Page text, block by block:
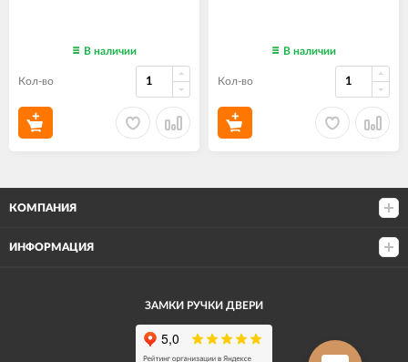
В наличии
Кол-во
В наличии
Кол-во
КОМПАНИЯ
ИНФОРМАЦИЯ
ЗАМКИ РУЧКИ ДВЕРИ